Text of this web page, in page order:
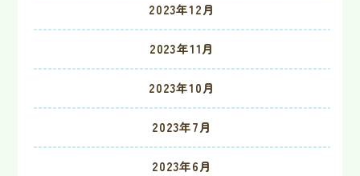
2023年12月
2023年11月
2023年10月
2023年7月
2023年6月